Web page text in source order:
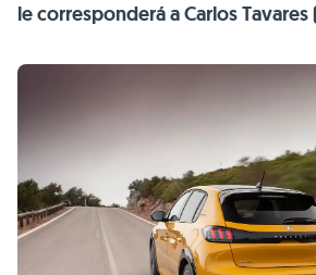
le corresponderá a Carlos Tavares